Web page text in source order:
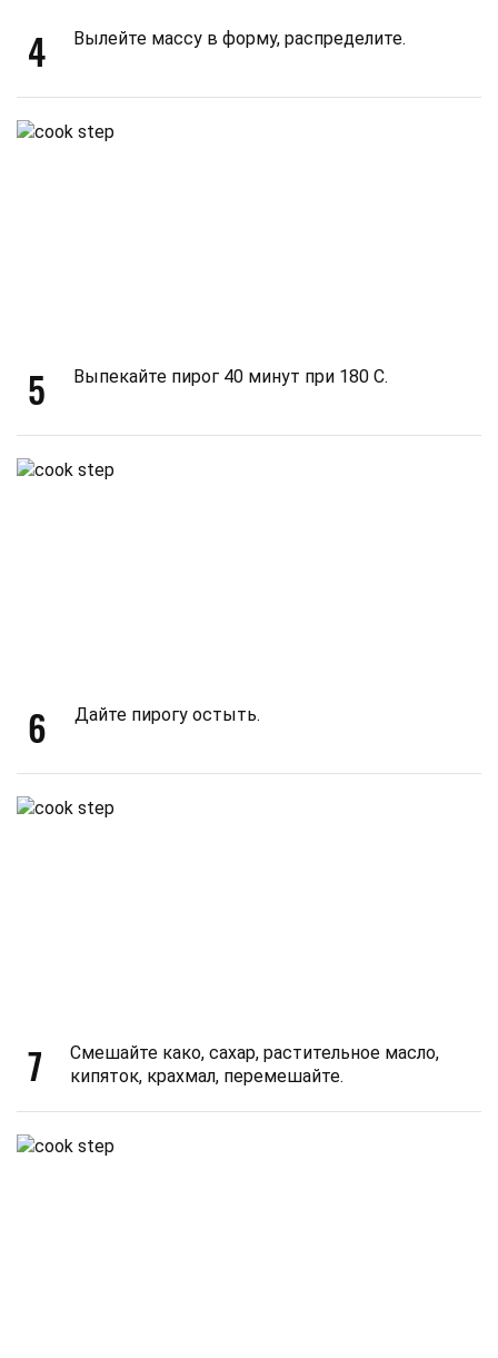
4 Вылейте массу в форму, распределите.
5 Выпекайте пирог 40 минут при 180 С.
6 Дайте пирогу остыть.
7
Смешайте како, сахар, растительное масло,
кипяток, крахмал, перемешайте.